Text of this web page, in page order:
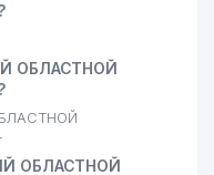
ОБЛАСТНОЙ
ОБЛАСТНОЙ